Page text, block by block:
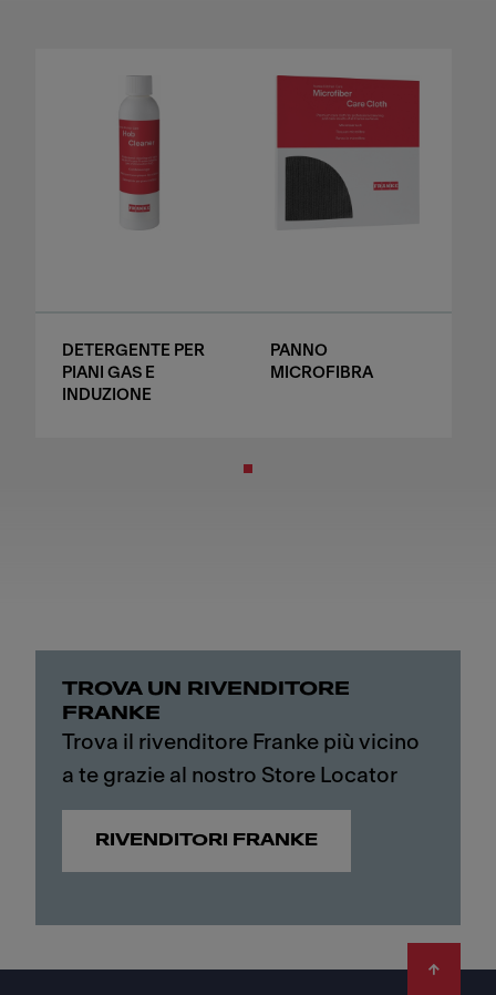
DETERGENTE PER
PIANI GAS E
INDUZIONE
PANNO
MICROFIBRA
TROVA UN RIVENDITORE
FRANKE
Trova il rivenditore Franke più vicino
a te grazie al nostro Store Locator
RIVENDITORI FRANKE